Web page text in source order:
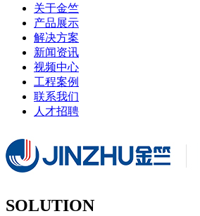
关于金竺
产品展示
解决方案
新闻资讯
视频中心
工程案例
联系我们
人才招聘
SOLUTION